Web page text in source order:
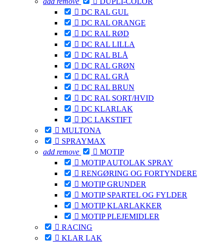
 DC RAL GUL
 DC RAL ORANGE
 DC RAL RØD
 DC RAL LILLA
 DC RAL BLÅ
 DC RAL GRØN
 DC RAL GRÅ
 DC RAL BRUN
 DC RAL SORT/HVID
 DC KLARLAK
 DC LAKSTIFT
 MULTONA
 SPRAYMAX
add remove  MOTIP
 MOTIP AUTOLAK SPRAY
 RENGØRING OG FORTYNDERE
 MOTIP GRUNDER
 MOTIP SPARTEL OG FYLDER
 MOTIP KLARLAKKER
 MOTIP PLEJEMIDLER
 RACING
 KLAR LAK